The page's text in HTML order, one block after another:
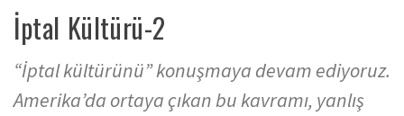
İptal Kültürü-2
“İptal kültürünü” konuşmaya devam ediyoruz.
Amerika’da ortaya çıkan bu kavramı, yanlış